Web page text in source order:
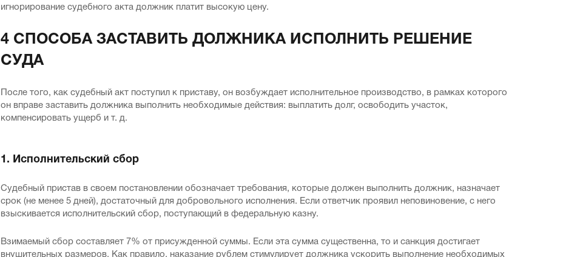
игнорирование судебного акта должник платит высокую цену.
4 СПОСОБА ЗАСТАВИТЬ ДОЛЖНИКА ИСПОЛНИТЬ РЕШЕНИЕ
СУДА
После того, как судебный акт поступил к приставу, он возбуждает исполнительное производство, в рамках которого
он вправе заставить должника выполнить необходимые действия: выплатить долг, освободить участок,
компенсировать ущерб и т. д.
1. Исполнительский сбор
Судебный пристав в своем постановлении обозначает требования, которые должен выполнить должник, назначает
срок (не менее 5 дней), достаточный для добровольного исполнения. Если ответчик проявил неповиновение, с него
взыскивается исполнительский сбор, поступающий в федеральную казну.
Взимаемый сбор составляет 7% от присужденной суммы. Если эта сумма существенна, то и санкция достигает
внушительных размеров. Как правило, наказание рублем стимулирует должника ускорить выполнение необходимых